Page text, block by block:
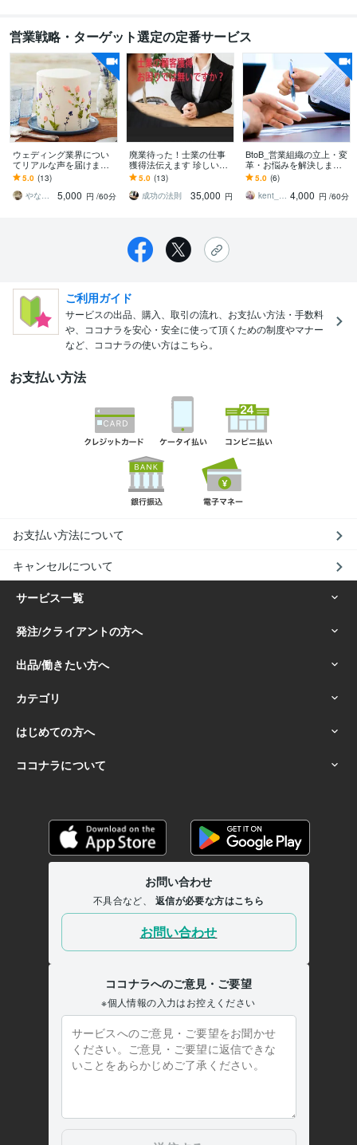
営業戦略・ターゲット選定の定番サービス
ウェディング業界につい
てリアルな声を届けます
５会場経験/現役フリープ
ランナーが相談をお受け
します
5.0 (13)
やなぎた えりか
5,000 円 /60分
廃業待った！士業の仕事
獲得法伝えます 珍しい士
業営業が強みを生かす取
り方教えます！すぐ対応
します
5.0 (13)
成功の法則
35,000 円
BtoB_営業組織の立上・変
革・お悩みを解決します
BtoB営業組織のお悩みま
ずはご相談ください！
5.0 (6)
kent_matsumoto 4,000 円 /60分
ご利用ガイド
サービスの出品、購入、取引の流れ、お支払い方法・手数料
や、ココナラを安心・安全に使って頂くための制度やマナー
など、ココナラの使い方はこちら。
お支払い方法
お支払い方法について
キャンセルについて